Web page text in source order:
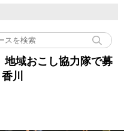
地域おこし協力隊で募
川